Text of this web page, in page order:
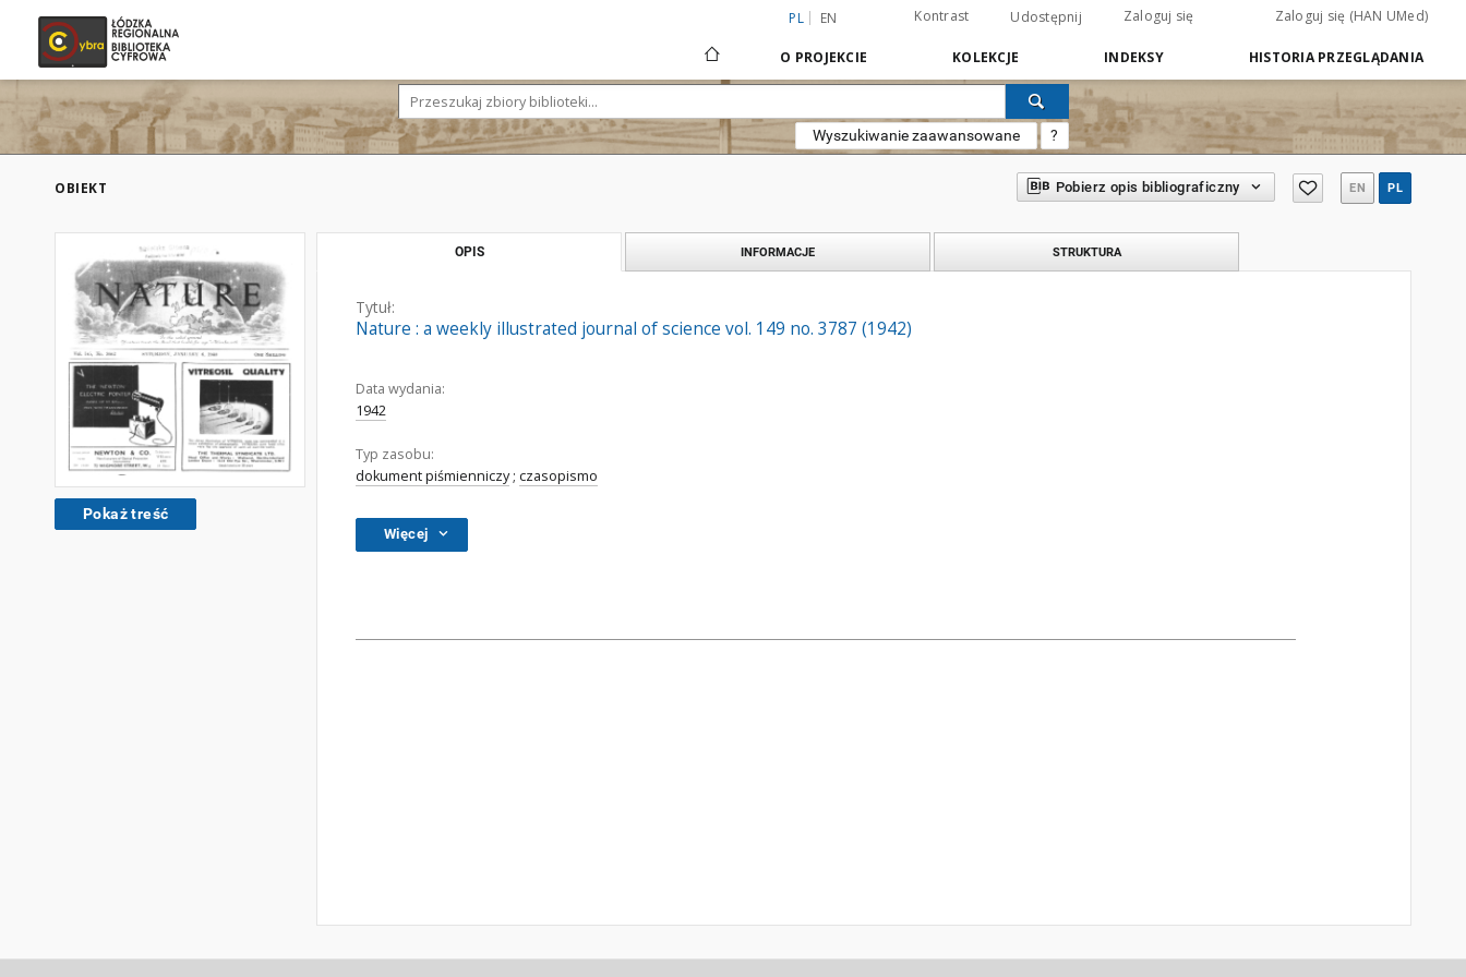
PL EN Kontrast Udostępnij Zaloguj się Zaloguj się (HAN UMed)
O PROJEKCIE KOLEKCJE INDEKSY HISTORIA PRZEGLĄDANIA
Wyszukiwanie zaawansowane ?
OBIEKT Pobierz opis bibliograficzny EN PL
Pokaż treść
OPIS INFORMACJE STRUKTURA
Tytuł:
Nature : a weekly illustrated journal of science vol. 149 no. 3787 (1942)
Data wydania:
1942
Typ zasobu:
dokument piśmienniczy; czasopismo
Więcej